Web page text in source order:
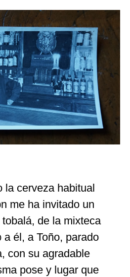
la cerveza habitual
me ha invitado un
de la mixteca
él, a Toño, parado
con su agradable
pose y lugar que